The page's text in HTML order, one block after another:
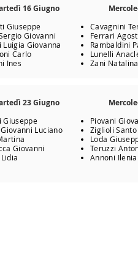
16 Giugno
Giuseppe
Giovanni
Luigia Giovanna
Carlo
Ines
Cavagnini
Ferrari
Rambaldini
Lunelli
Zani
23 Giugno
Giuseppe
Luciano
Giovanni
Piovani
Ziglioli Santo
Loda
Teruzzi
Annoni Ilenia